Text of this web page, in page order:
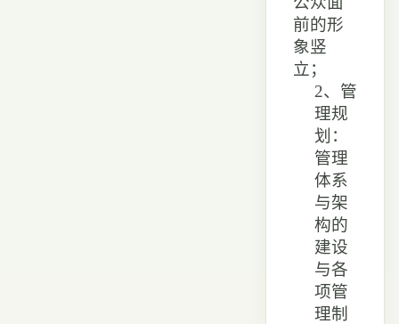
前的形
象竖
立；
2、管
理规
划：
管理
体系
与架
构的
建设
与各
项管
理制